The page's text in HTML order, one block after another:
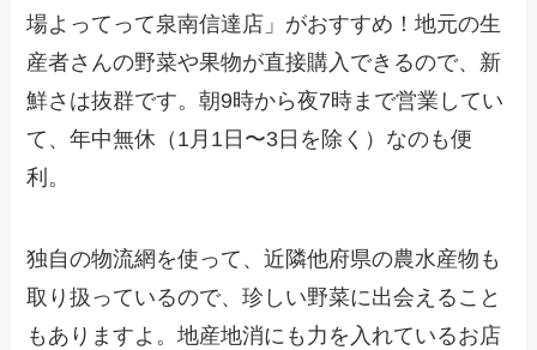
場よってって泉南信達店」がおすすめ！地元の生
産者さんの野菜や果物が直接購入できるので、新
鮮さは抜群です。朝9時から夜7時まで営業してい
て、年中無休（1月1日〜3日を除く）なのも便
利。
独自の物流網を使って、近隣他府県の農水産物も
取り扱っているので、珍しい野菜に出会えること
もありますよ。地産地消にも力を入れているお店